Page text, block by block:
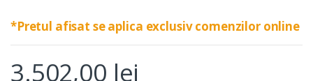
*Pretul afisat se aplica exclusiv comenzilor online
3.502,00 lei